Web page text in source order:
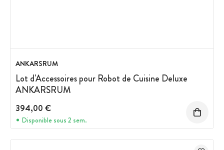
ANKARSRUM
Lot d'Accessoires pour Robot de Cuisine Deluxe
ANKARSRUM
394,00 €
Disponible sous 2 sem.